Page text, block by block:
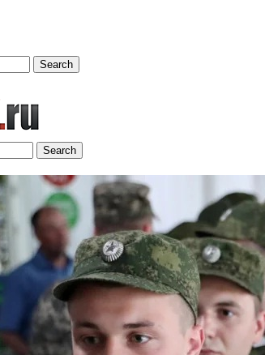
Search
Search